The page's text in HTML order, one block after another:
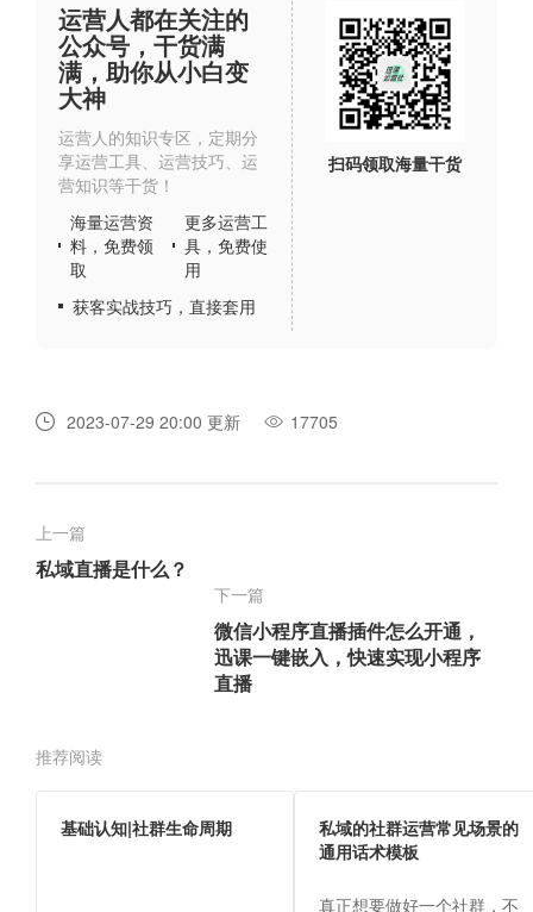
运营人都在关注的
公众号，干货满
满，助你从小白变
大神
运营人的知识专区，定期分
享运营工具、运营技巧、运
营知识等干货！
海量运营资
料，免费领
取
更多运营工
具，免费使
用
获客实战技巧，直接套用
扫码领取海量干货
2023-07-29 20:00 更新 17705
上一篇
私域直播是什么？
下一篇
微信小程序直播插件怎么开通，
迅课一键嵌入，快速实现小程序
直播
推荐阅读
基础认知|社群生命周期
私域的社群运营常见场景的
通用话术模板
真正想要做好一个社群，不